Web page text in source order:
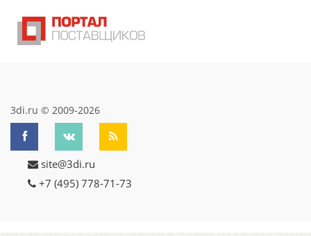
3di.ru © 2009-2026
site@3di.ru
+7 (495) 778-71-73